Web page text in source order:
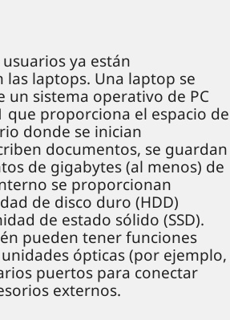
ya están
laptops. Una laptop se
un sistema operativo de PC
que proporciona el espacio de
donde se inician
documentos, se guardan
de gigabytes (al menos) de
se proporcionan
de disco duro (HDD)
de estado sólido (SSD).
pueden tener funciones
ópticas (por ejemplo,
puertos para conectar
externos.